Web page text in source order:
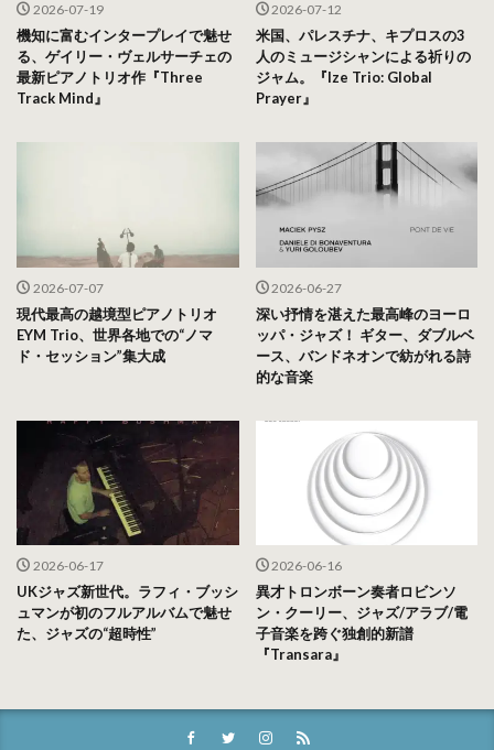
2026-07-19
機知に富むインタープレイで魅せ
る、ゲイリー・ヴェルサーチェの
最新ピアノトリオ作『Three
Track Mind』
2026-07-12
米国、パレスチナ、キプロスの3
人のミュージシャンによる祈りの
ジャム。『Ize Trio: Global
Prayer』
2026-07-07
現代最高の越境型ピアノトリオ
EYM Trio、世界各地での“ノマ
ド・セッション”集大成
2026-06-27
深い抒情を湛えた最高峰のヨーロ
ッパ・ジャズ！ ギター、ダブルベ
ース、バンドネオンで紡がれる詩
的な音楽
2026-06-17
UKジャズ新世代。ラフィ・ブッシ
ュマンが初のフルアルバムで魅せ
た、ジャズの“超時性”
2026-06-16
異才トロンボーン奏者ロビンソ
ン・クーリー、ジャズ/アラブ/電
子音楽を跨ぐ独創的新譜
『Transara』